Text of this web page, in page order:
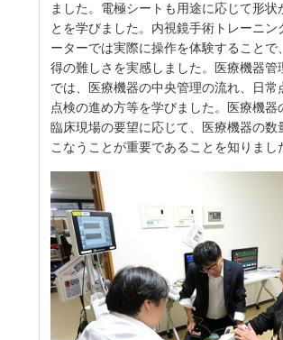
ました。電極シートも用途に応じて形状
とを学びました。内視鏡手術トレーニン
ーターでは実際に操作を体験することで
得の難しさを実感しました。医療機器管
では、医療機器の中央管理の流れ、日常
点検の進め方等を学びました。医療機器
臨床現場の要望に応じて、医療機器の数
こなうことが重要であることを知りまし